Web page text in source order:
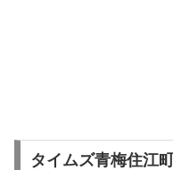
タイムズ青梅住江町